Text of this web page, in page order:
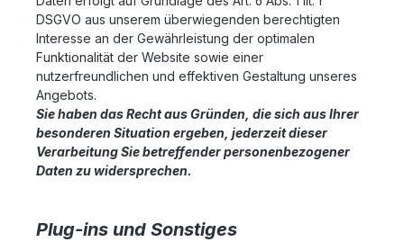
DSGVO aus unserem überwiegenden berechtigten
Interesse an der Gewährleistung der optimalen
Funktionalität der Website sowie einer
nutzerfreundlichen und effektiven Gestaltung unseres
Angebots.
Sie haben das Recht aus Gründen, die sich aus Ihrer
besonderen Situation ergeben, jederzeit dieser
Verarbeitung Sie betreffender personenbezogener
Daten zu widersprechen.
Plug-ins und Sonstiges